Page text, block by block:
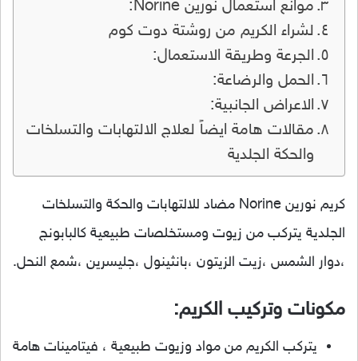
موانع استعمال نورين Norine:
لشراء الكريم من روشتة دوت كوم
الجرعة وطريقة الاستعمال:
الحمل والرضاعة:
الاعراض الجانبية:
مقالات هامة ايضاً لعلاج الالتهابات والتسلخات
والحكة الجلدية
كريم نورين Norine مضاد للالتهابات والحكة والتسلخات
الجلدية يتركب من زيوت ومستخلصات طبيعية كالبابونج
،دوار الشمس ،زيت الزيتون ،بانثينول ،جليسرين ،شمع النحل.
مكونات وتركيب الكريم:
يتركب الكريم من مواد وزيوت طبيعية ، فيتامينات هامة